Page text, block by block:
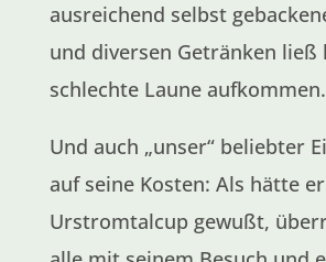
ausreichend selbst
und diversen Getränken ließ
schlechte Laune aufkommen.
Und auch „unser“ beliebter
auf seine Kosten: Als hätte
Urstromtalcup gewußt,